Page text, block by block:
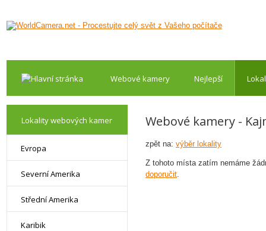
Webové kamery Nejlepší
Lokality webových kamer
Evropa
Severní Amerika
Střední Amerika
Karibik
Webové kamery -
zpět na: výběr lokality
Z tohoto místa zatím nemáme
doporučit.